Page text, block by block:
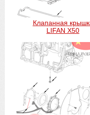
Клапанная
LIFAN X50